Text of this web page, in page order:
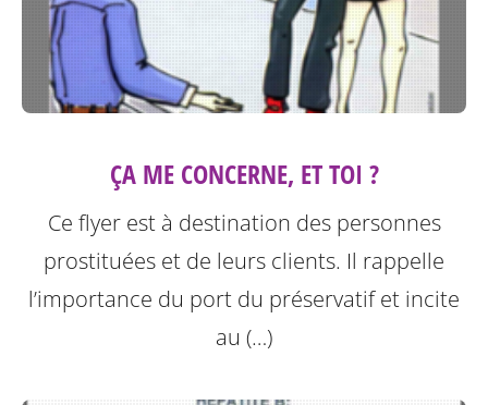
ÇA ME CONCERNE, ET TOI ?
Ce flyer est à destination des personnes
prostituées et de leurs clients. Il rappelle
l’importance du port du préservatif et incite
au (…)